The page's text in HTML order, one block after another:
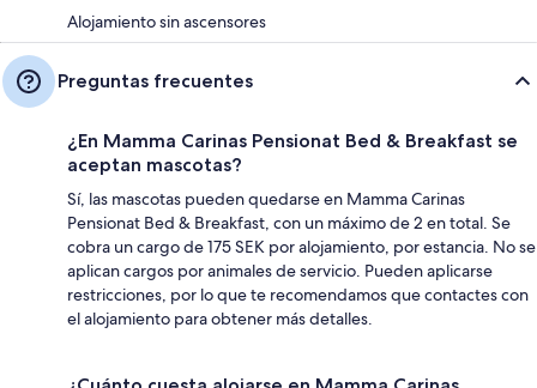
Alojamiento sin ascensores
Preguntas frecuentes
¿En Mamma Carinas Pensionat Bed & Breakfast se
aceptan mascotas?
Sí, las mascotas pueden quedarse en Mamma Carinas
Pensionat Bed & Breakfast, con un máximo de 2 en total. Se
cobra un cargo de 175 SEK por alojamiento, por estancia. No se
aplican cargos por animales de servicio. Pueden aplicarse
restricciones, por lo que te recomendamos que contactes con
el alojamiento para obtener más detalles.